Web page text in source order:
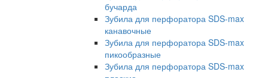
бучарда
Зубила для перфоратора SDS-max
канавочные
Зубила для перфоратора SDS-max
пикообразные
Зубила для перфоратора SDS-max